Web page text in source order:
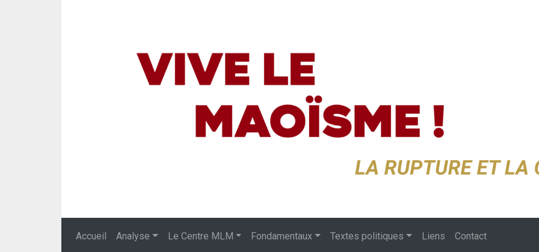
Accueil Analyse Le Centre MLM Fondamentaux Textes politiques Liens Contact